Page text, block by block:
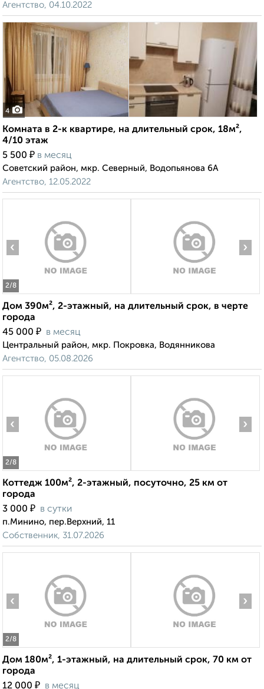
Агентство, 04.10.2022
4
Комната в 2-к квартире, на длительный срок, 18м²,
4/10 этаж
5 500 ₽ в месяц
Советский район, мкр. Северный, Водопьянова 6А
Агентство, 12.05.2022
2/8
‹ ›
Дом 390м², 2-этажный, на длительный срок, в черте
города
45 000 ₽ в месяц
Центральный район, мкр. Покровка, Водянникова
Агентство, 05.08.2026
2/8
‹ ›
Коттедж 100м², 2-этажный, посуточно, 25 км от
города
3 000 ₽ в сутки
п.Минино, пер.Верхний, 11
Собственник, 31.07.2026
2/8
‹ ›
Дом 180м², 1-этажный, на длительный срок, 70 км от
города
12 000 ₽ в месяц